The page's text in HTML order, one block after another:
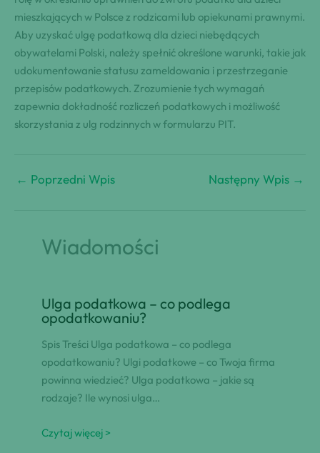
mieszkających w Polsce z rodzicami lub opiekunami prawnymi.
Aby uzyskać ulgę podatkową dla dzieci niebędących
obywatelami Polski, należy spełnić określone warunki, takie jak
udokumentowanie statusu zameldowania i przestrzeganie
przepisów podatkowych. Zrozumienie tych wymagań
zapewnia dokładność rozliczeń podatkowych i możliwość
skorzystania z ulg rodzinnych w formularzu PIT.
← Poprzedni Wpis Następny Wpis →
Wiadomości
Ulga podatkowa – co podlega
opodatkowaniu?
Spis Treści Ulga podatkowa – co podlega
opodatkowaniu? Ulgi podatkowe – co Twoja firma
powinna wiedzieć? Ulga podatkowa – jakie są
rodzaje? Ile wynosi ulga…
Czytaj więcej >